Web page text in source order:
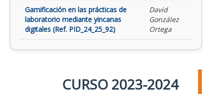
Gamificación en las prácticas de
laboratorio mediante yincanas
digitales (Ref. PID_24_25_92)
David
González
Ortega
CURSO 2023-2024